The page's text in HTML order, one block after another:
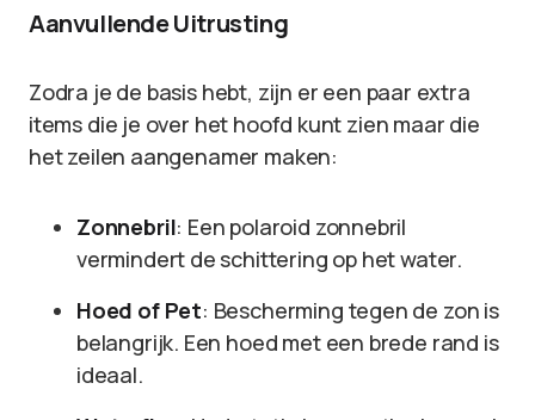
Aanvullende Uitrusting
Zodra je de basis hebt, zijn er een paar extra
items die je over het hoofd kunt zien maar die
het zeilen aangenamer maken:
Zonnebril: Een polaroid zonnebril
vermindert de schittering op het water.
Hoed of Pet: Bescherming tegen de zon is
belangrijk. Een hoed met een brede rand is
ideaal.